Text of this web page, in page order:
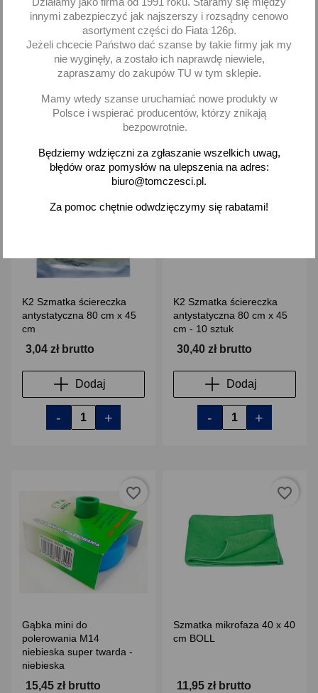
polerowania lakieru i lamp
35,07 zł brutto
Dodaj
- +
cm
8,13 zł brutto
Dodaj
- +
K2 Szmatka ściereczka
antystatyczna 80 cm x 45
cm
3,04 zł brutto
Dodaj
- +
favorite_border
K2 Szmatka ściereczka
antystatyczna 80 cm x 45
cm - 10 sztuk
30,40 zł brutto
Dodaj
- +
Gąbka mini do
polerowania M14
niebieska super twarda -
niebieska
15,45 zł brutto
favorite_border
Szmatka mikrofaza 40 x 40
cm BOLL
11,95 zł brutto
favorite_border
innymi zabezpieczyć jak najszerszy i rozsądny cenowo
asortyment części do Fiata 126p.
Jeżeli chcecie Państwo dać szanse by takie firmy jak my
nie wyginęły, a zostało ich naprawdę niewiele,
zapraszamy do zakupów TU w tym sklepie.
Mamy wtedy szanse uruchamiać nowe produkty w
Polsce i wspierać producentów, którzy znikają
bezpowrotnie.
Będziemy wdzięczni za zgłaszanie wszelkich uwag,
błędów oraz pomysłów na ulepszenia na adres:
biuro@tomczesci.pl.
Za pomoc chętnie odwdzięczymy się rabatami!